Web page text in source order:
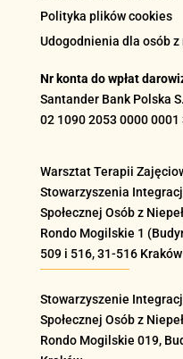
Polityka plików cookies
Udogodnienia dla osób
Nr konta do wpłat
Santander Bank Polska
02 1090 2053 0000 0001
Warsztat Terapii
Stowarzyszenia
Społecznej Osób z
Rondo Mogilskie 1
509 i 516, 31-516 Kraków
Stowarzyszenie
Społecznej Osób z
Rondo Mogilskie 019,